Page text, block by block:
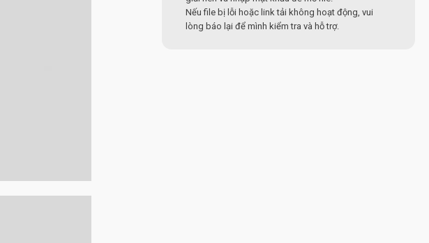
Nếu file bị lỗi hoặc link tải không hoạt động, vui
lòng báo lại để mình kiểm tra và hỗ trợ.